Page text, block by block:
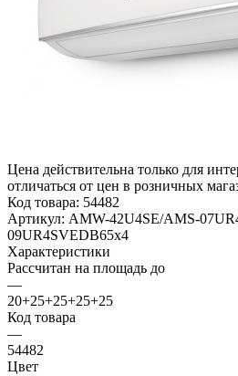
Цена действительна только для
отличаться от цен в розничных
Код товара: 54482
Артикул: AMW-42U4SE/AMS-
09UR4SVEDB65x4
Характеристики
Рассчитан на площадь до
—
20+25+25+25+25
Код товара
—
54482
Цвет